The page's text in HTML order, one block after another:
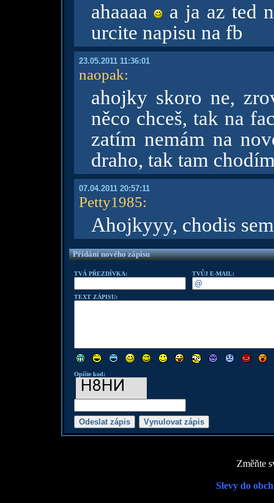
ahaaaa
a ja az ted
urcite napisu na fb
23.05.2011 11:36:01
naopak:
ahojky skoro ne,
něco chceš, tak na
zatím nemám na
draho, tak tam
07.04.2011 20:57:11
Petty1985:
Ahojkyyy, chodis
Přidání nového zápisu
TVÁ PŘEZDÍVKA: TVŮJ E-MAIL:
TEXT ZÁPISU:
Opište kod:
Změňte
Slevy do